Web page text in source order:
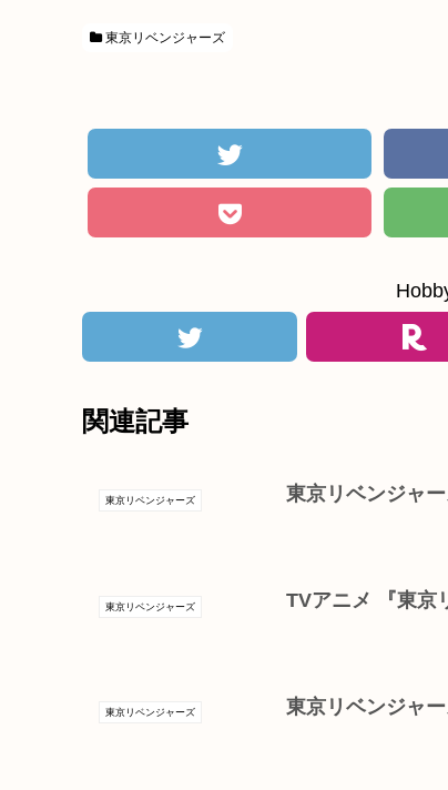
東京リベンジャーズ
関連記事
東京リベンジャーズ 東京リベンジャ
東京リベンジャーズ TVアニメ 『東京
東京リベンジャーズ 東京リベンジャ